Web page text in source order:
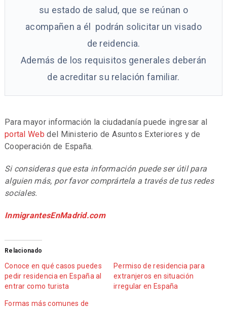
su estado de salud, que se reúnan o
acompañen a él podrán solicitar un visado
de reidencia.
Además de los requisitos generales deberán
de acreditar su relación familiar.
Para mayor información la ciudadanía puede ingresar al
portal Web del Ministerio de Asuntos Exteriores y de
Cooperación de España.
Si consideras que esta información puede ser útil para
alguien más, por favor comprártela a través de tus redes
sociales.
InmigrantesEnMadrid.com
Relacionado
Conoce en qué casos puedes
pedir residencia en España al
entrar como turista
Permiso de residencia para
extranjeros en situación
irregular en España
Formas más comunes de